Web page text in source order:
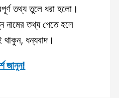
তথ্য তুলে ধরা হলো।
তথ্য পেতে হলে
থাকুন, ধন্যবাদ।
জানুন!